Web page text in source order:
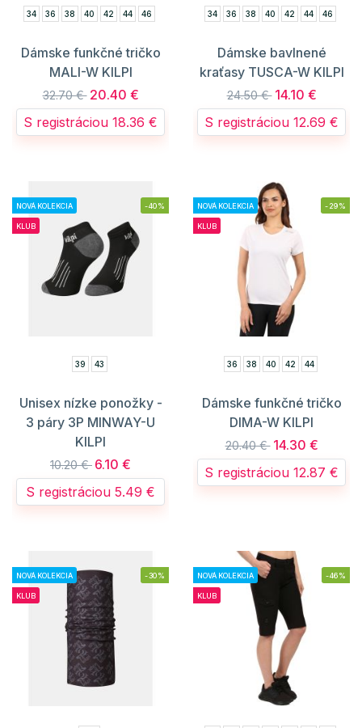
34 36 38 40 42 44 46
Dámske funkčné tričko
MALI-W KILPI
32.70 € 20.40 €
S registráciou 18.36 €
34 36 38 40 42 44 46
Dámske bavlnené
kraťasy TUSCA-W KILPI
24.50 € 14.10 €
S registráciou 12.69 €
NOVÁ KOLEKCIA
KLUB
-40%
39 43
Unisex nízke ponožky -
3 páry 3P MINWAY-U
KILPI
10.20 € 6.10 €
S registráciou 5.49 €
NOVÁ KOLEKCIA
KLUB
-29%
36 38 40 42 44
Dámske funkčné tričko
DIMA-W KILPI
20.40 € 14.30 €
S registráciou 12.87 €
NOVÁ KOLEKCIA
KLUB
-30% NOVÁ KOLEKCIA
KLUB
-46%